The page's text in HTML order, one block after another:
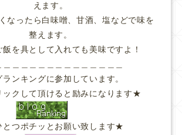
えます。
なったら白味噌、甘酒、塩などで味を
整えます。
を具として入れても美味ですよ！
ランキングに参加しています。
ックして頂けると励みになります★
とつポチッとお願い致します★